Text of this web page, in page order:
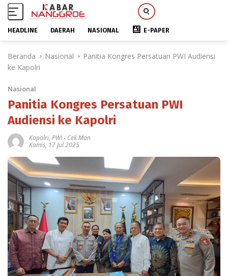
HEADLINE DAERAH NASIONAL E-PAPER
Beranda Nasional
Panitia Kongres Persatuan PWI Audiensi
ke Kapolri
Nasional
Panitia Kongres Persatuan PWI
Audiensi ke Kapolri
Kapolri, PWI- Cek Man
Kamis, 17 Jul 2025